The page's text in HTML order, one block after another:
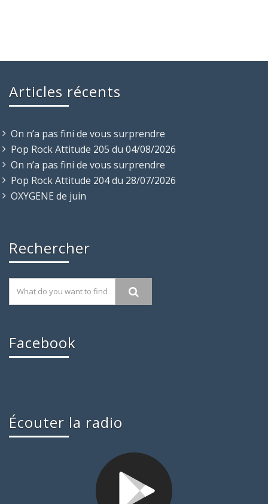
Articles récents
On n’a pas fini de vous surprendre
Pop Rock Attitude 205 du 04/08/2026
On n’a pas fini de vous surprendre
Pop Rock Attitude 204 du 28/07/2026
OXYGENE de juin
Rechercher
Facebook
Écouter la radio